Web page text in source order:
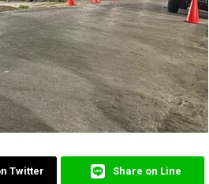
Twitter Share on Line